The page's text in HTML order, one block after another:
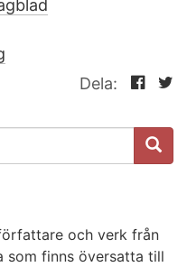
Dela:
och verk från
som finns översatta till